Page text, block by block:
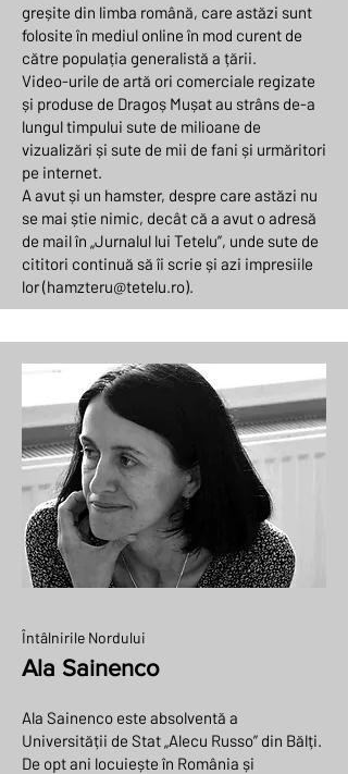
greșite din limba română, care astăzi sunt
folosite în mediul online în mod curent de
către populația generalistă a țării.
Video-urile de artă ori comerciale regizate
și produse de Dragoș Mușat au strâns de-a
lungul timpului sute de milioane de
vizualizări și sute de mii de fani și urmăritori
pe internet.
A avut și un hamster, despre care astăzi nu
se mai știe nimic, decât că a avut o adresă
de mail în „Jurnalul lui Tetelu”, unde sute de
cititori continuă să îi scrie și azi impresiile
lor (hamzteru@tetelu.ro).
Întâlnirile Nordului
Ala Sainenco
Ala Sainenco este absolventă a
Universității de Stat „Alecu Russo” din Bălți.
De opt ani locuiește în România și